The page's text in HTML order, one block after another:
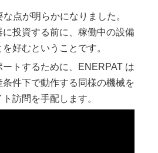
点が明らかになりました。
投資する前に、稼働中の設備
好むということです。
トするために、ENERPAT は
件下で動作する同様の機械を
訪問を手配します。